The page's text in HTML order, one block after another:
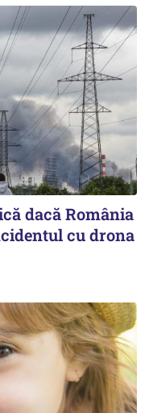
dacă România
cu drona